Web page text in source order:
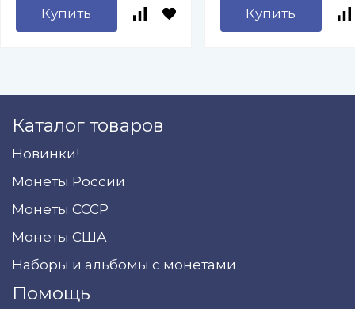
Купить Купить
Каталог товаров
Новинки!
Монеты России
Монеты СССР
Монеты США
Наборы и альбомы с монетами
Помощь